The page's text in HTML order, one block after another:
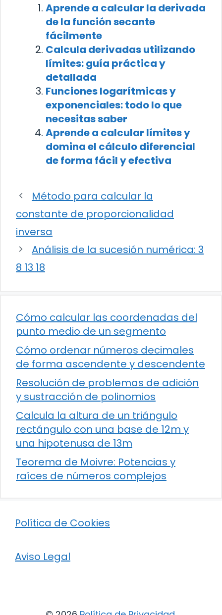
Aprende a calcular la derivada
de la función secante
fácilmente
Calcula derivadas utilizando
límites: guía práctica y
detallada
Funciones logarítmicas y
exponenciales: todo lo que
necesitas saber
Aprende a calcular límites y
domina el cálculo diferencial
de forma fácil y efectiva
Método para calcular la
constante de proporcionalidad
inversa
Análisis de la sucesión numérica: 3
8 13 18
Cómo calcular las coordenadas del
punto medio de un segmento
Cómo ordenar números decimales
de forma ascendente y descendente
Resolución de problemas de adición
y sustracción de polinomios
Calcula la altura de un triángulo
rectángulo con una base de 12m y
una hipotenusa de 13m
Teorema de Moivre: Potencias y
raíces de números complejos
Política de Cookies
Aviso Legal